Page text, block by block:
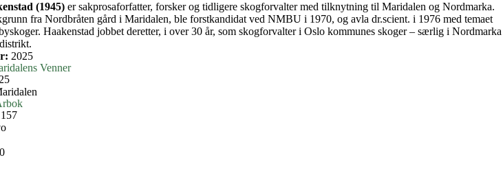
(1945)er sakprosaforfatter, forsker og tidligere skogforvalter med tilknytning til Maridalen og Nordmarka.
fra Nordbråten gård i Maridalen, ble forstkandidat ved NMBU i 1970, og avla dr.scient. i 1976 med temaet
Haakenstad jobbet deretter, i over 30 år, som skogforvalter i Oslo kommunes skoger – særlig i Nordmarka
2025
Venner
157